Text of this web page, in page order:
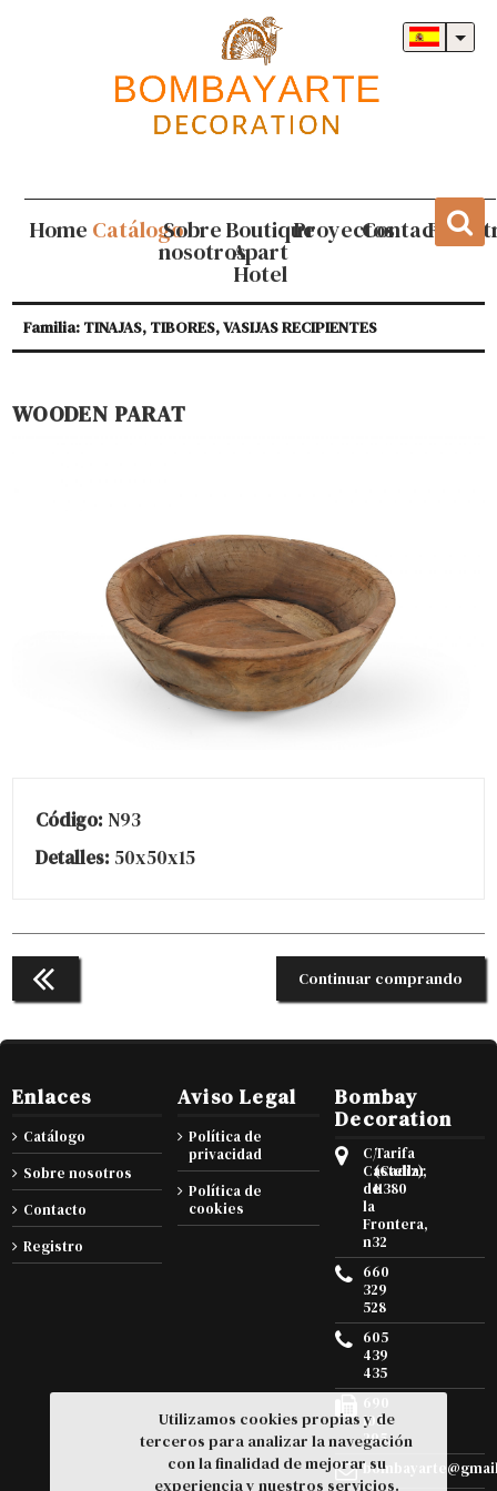
Home CatálogoSobre
nosotros
Boutique
Apart
Hotel
ProyectosContacto
Familia: TINAJAS, TIBORES, VASIJAS RECIPIENTES
WOODEN PARAT
Código: N93
Detalles: 50x50x15
Continuar comprando
Enlaces
Catálogo
Sobre nosotros
Contacto
Registro
Aviso Legal
Política de
privacidad
Política de
cookies
Bombay
Decoration
C/
Castellar
de
la
Frontera,
n32
Tarifa
(Cadiz),
11380
660
329
528
605
439
435
105
295
Utilizamos cookies propias y de
terceros para analizar la navegación
con la finalidad de mejorar su
experiencia y nuestros servicios.